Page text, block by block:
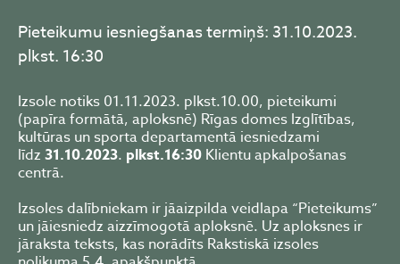
Pieteikumu iesniegšanas termiņš: 31.10.2023.
plkst. 16:30
Izsole notiks 01.11.2023. plkst.10.00, pieteikumi
(papīra formātā, aploksnē) Rīgas domes Izglītības,
kultūras un sporta departamentā iesniedzami
līdz 31.10.2023. plkst.16:30 Klientu apkalpošanas
centrā.
Izsoles dalībniekam ir jāaizpilda veidlapa “Pieteikums”
un jāiesniedz aizzīmogotā aploksnē. Uz aploksnes ir
jāraksta teksts, kas norādīts Rakstiskā izsoles